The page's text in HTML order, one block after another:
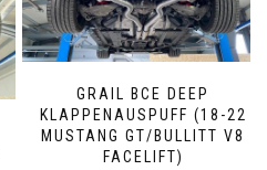
GRAIL BCE DEEP
KLAPPENAUSPUFF (18-22
MUSTANG GT/BULLITT V8
FACELIFT)